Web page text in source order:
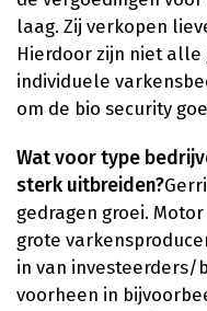
laag. Zij verkopen
Hierdoor zijn niet
individuele
om de bio security
Wat voor type
sterk uitbreiden?
gedragen groei.
grote
in van investeerders/
voorheen in